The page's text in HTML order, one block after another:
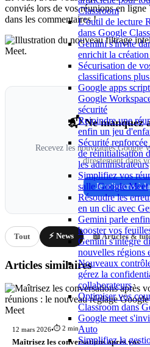
Classroom
L'outil de lecture
dans Google
Gemini s'invite
enrichit la
Sécurisation de
classifications
Google apps
Google
sécurité
Rejoindre une
enfin un jeu
Sécurité
de réinitialisation
les administrateurs
Simplifiez vos
salle Google Meet
Résoudre les
en un clic avec
Gemini parle
booster vos
Gemini s'intègre
nouvelles régions
Nouveaux
gérez la
collaborateurs
Optimiser vos
Classroom dans
Google meet
Auto
Simplifiez la
conviés lors de vos réunions en
dans les commentaires !
📬 Ne manquez
Recevez les nouveautés Google
directement dans
Je m'inscris à
Tout ⚡ News 📖 Articles &
Articles similaires
12 mars 2026•⏱️ 2 min
Maîtrisez les conversations après vos